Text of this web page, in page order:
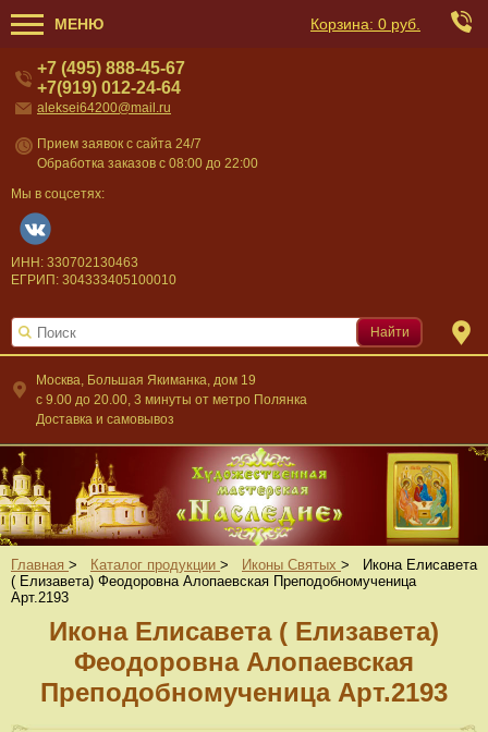
МЕНЮ Корзина: 0 руб.
Москва, Большая Якиманка, дом 19
c 9.00 до 20.00, 3 минуты от метро Полянка
Доставка и самовывоз
+7 (495) 888-45-67
+7(919) 012-24-64
aleksei64200@mail.ru
Прием заявок с сайта 24/7
Обработка заказов с 08:00 до 22:00
Мы в соцсетях:
ИНН: 330702130463
ЕГРИП: 304333405100010
Найти
Главная > Каталог продукции > Иконы Святых >
Икона Елисавета
( Елизавета) Феодоровна Алопаевская Преподобномученица
Арт.2193
Икона Елисавета ( Елизавета)
Феодоровна Алопаевская
Преподобномученица Арт.2193